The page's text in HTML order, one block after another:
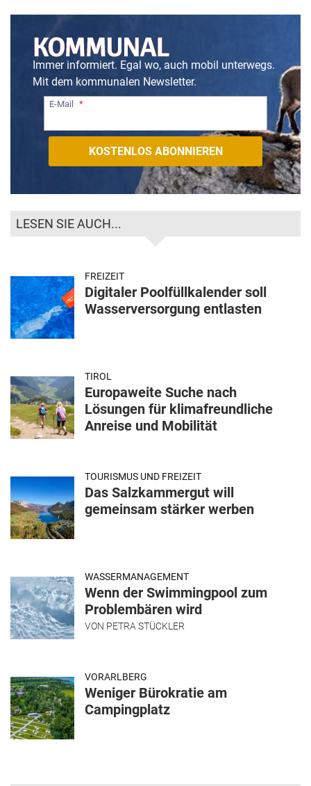
Immer informiert. Egal wo, auch mobil unterwegs.
Mit dem kommunalen Newsletter.
E-Mail
LESEN SIE AUCH...
FREIZEIT
Digitaler Poolfüllkalender soll
Wasserversorgung entlasten
TIROL
Europaweite Suche nach
Lösungen für klimafreundliche
Anreise und Mobilität
TOURISMUS UND FREIZEIT
Das Salzkammergut will
gemeinsam stärker werben
WASSERMANAGEMENT
Wenn der Swimmingpool zum
Problembären wird
VON PETRA STÜCKLER
VORARLBERG
Weniger Bürokratie am
Campingplatz